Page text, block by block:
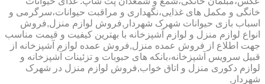
خانگی و مکمل های غذایی،نگهداری و مراقبت حیوانات،سرگرمی و
اسباب بازی حیوانات شهرک شهردار,فروش لوازم منزل,فروش
انواع لوازم منزل و لوازم آشپزخانه با بهترین کیفیت و قیمت مناسب
جهت اطلاع از فروش عمده منزل,فروش عمده لوازم آشپزخانه از
قبیل سرویس آشپزخانه،بانکه های حبوبات و تزئینات آشپزخانه و
لوازم دکوری منزل و اتاق خواب,فروش لوازم منزل در شهرک
شهردار,